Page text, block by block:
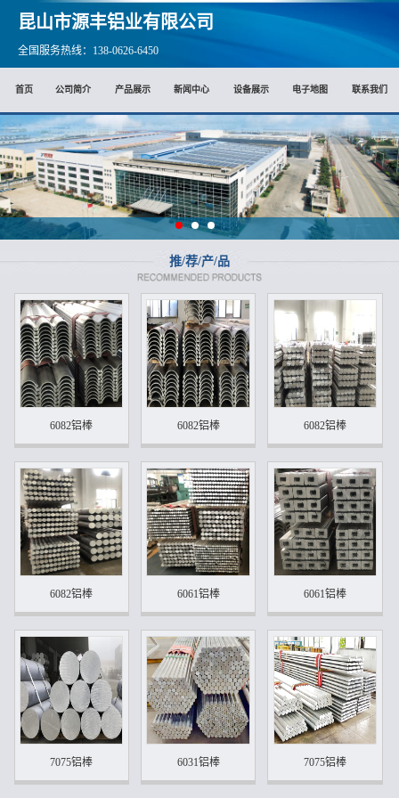
昆山市源丰铝业有限公司
全国服务热线：138-0626-6450
首页 公司简介 产品展示 新闻中心 设备展示 电子地图 联系我们
推/荐/产/品
6082铝棒 6082铝棒 6082铝棒
6082铝棒 6061铝棒 6061铝棒
7075铝棒 6031铝棒 7075铝棒